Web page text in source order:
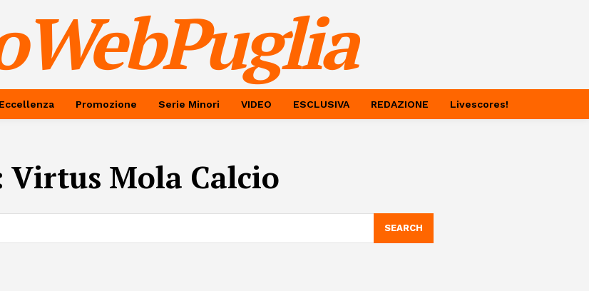
Eccellenza Promozione Serie Minori VIDEO ESCLUSIVA REDAZIONE Livescores!
Virtus Mola Calcio
SEARCH